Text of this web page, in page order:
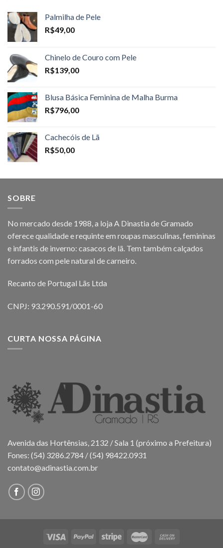
Palmilha de Pele
R$49,00
Chinelo de Couro com Pele
R$139,00
Blusa Básica Feminina de Malha Burma
R$796,00
Cachecóis de Lã
R$50,00
SOBRE
No mercado desde 1988, a loja A Dinastia de Gramado
oferece qualidade e requinte em roupas masculinas, femininas
e infantis de inverno: casacos de lã. Tem também calçados
forrados com pele natural de carneiro.
Recanto de Portugal Lãs Ltda
CNPJ: 93.290.591/0001-60
CURTA NOSSA PÁGINA
Avenida das Hortênsias, 2132 / Sala 1 (próximo a Prefeitura)
Fones: (54) 3286.2784 / (54) 98422.0931
contato@adinastia.com.br